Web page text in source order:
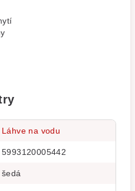
Láhve na vodu
5993120005442
šedá